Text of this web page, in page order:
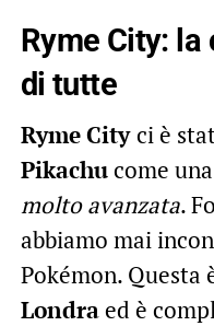
Ryme City:
di tutte
RymeCityci è
Pikachucome
molto avanzata.
abbiamo mai
Pokémon. Questa
Londraed è